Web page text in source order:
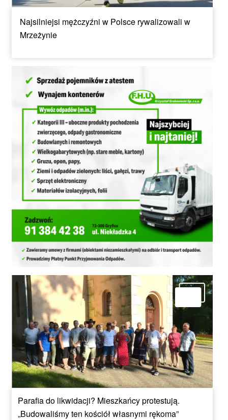
Najsilniejsi mężczyźni w Polsce rywalizowali w
Mrzeżynie
Parafia do likwidacji? Mieszkańcy protestują.
„Budowaliśmy ten kościół własnymi rękoma”